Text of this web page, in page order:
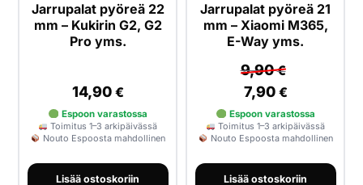
Jarrupalat pyöreä 22
mm – Kukirin G2, G2
Pro yms.
14,90 €
Espoon varastossa
Toimitus 1–3 arkipäivässä
Nouto Espoosta mahdollinen
Lisää ostoskoriin
Jarrupalat pyöreä 21
mm – Xiaomi M365,
E-Way yms.
9,90€
7,90 €
Espoon varastossa
Toimitus 1–3 arkipäivässä
Nouto Espoosta mahdollinen
Lisää ostoskoriin